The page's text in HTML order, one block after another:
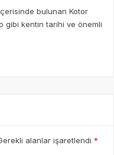
bulunan Kotor
gibi kentin tarihi ve önemli
alanlar işaretlendi *